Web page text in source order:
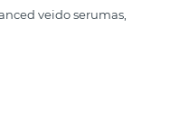
veido serumas,